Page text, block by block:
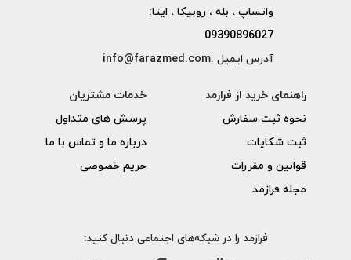
واتساپ ، بله ، روبیکا ، ایتا:
09390896027
آدرس ایمیل :info@farazmed.com
راهنمای خرید از فرازمد
نحوه ثبت سفارش
ثبت شکایات
قوانین و مقررات
مجله فرازمد
خدمات مشتریان
پرسش های متداول
درباره ما و تماس با ما
حریم خصوصی
فرازمد را در شبکه‌های اجتماعی دنبال کنید: